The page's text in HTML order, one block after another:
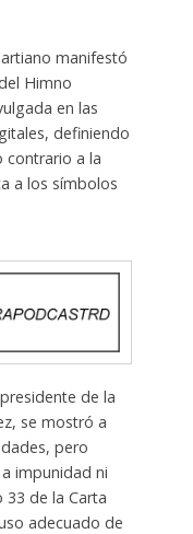
manifestó
Himno
en las
definiendo
contrario a la
a los símbolos
de la
se mostró a
pero
impunidad ni
33 de la Carta
adecuado de